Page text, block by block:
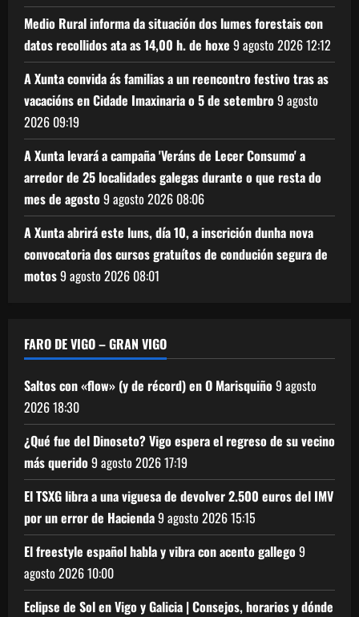
Medio Rural informa da situación dos lumes forestais con
datos recollidos ata as 14,00 h. de hoxe 9 agosto 202612:12
A Xunta convida ás familias a un reencontro festivo tras as
vacacións en Cidade Imaxinaria o 5 de setembro9 agosto
2026 09:19
A Xunta levará a campaña 'Veráns de Lecer Consumo' a
arredor de 25 localidades galegas durante o que resta do
mes de agosto9 agosto 2026 08:06
A Xunta abrirá este luns, día 10, a inscrición dunha nova
convocatoria dos cursos gratuítos de condución segura de
motos9 agosto 2026 08:01
FARO DE VIGO – GRAN VIGO
Saltos con «flow» (y de récord) en O Marisquiño9 agosto
202618:30
¿Qué fue del Dinoseto? Vigo espera el regreso de su vecino
más querido9 agosto 202617:19
El TSXG libra a una viguesa de devolver 2.500 euros del IMV
por un error de Hacienda9 agosto 202615:15
El freestyle español habla y vibra con acento gallego9
agosto 202610:00
Eclipse de Sol en Vigo y Galicia | Consejos, horarios y dónde